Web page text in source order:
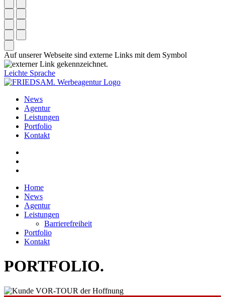
Auf unserer Webseite sind externe Links mit dem Symbol
gekennzeichnet.
Leichte Sprache
News
Agentur
Leistungen
Portfolio
Kontakt
Home
News
Agentur
Leistungen
Barrierefreiheit
Portfolio
Kontakt
PORTFOLIO.